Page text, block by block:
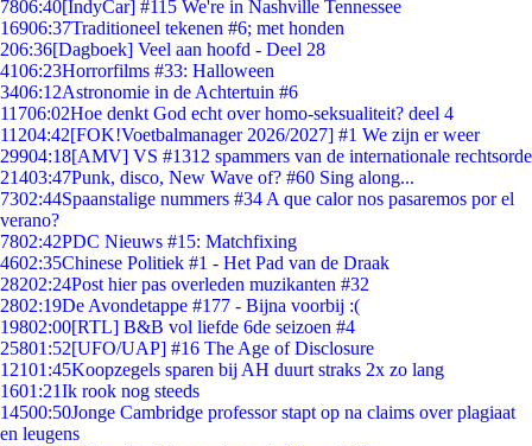
7806:40[IndyCar] #115 We're in Nashville Tennessee
16906:37Traditioneel tekenen #6; met honden
206:36[Dagboek] Veel aan hoofd - Deel 28
4106:23Horrorfilms #33: Halloween
3406:12Astronomie in de Achtertuin #6
11706:02Hoe denkt God echt over homo-seksualiteit? deel 4
11204:42[FOK!Voetbalmanager 2026/2027] #1 We zijn er weer
29904:18[AMV] VS #1312 spammers van de internationale rechtsorde
21403:47Punk, disco, New Wave of? #60 Sing along...
7302:44Spaanstalige nummers #34 A que calor nos pasaremos por el
verano?
7802:42PDC Nieuws #15: Matchfixing
4602:35Chinese Politiek #1 - Het Pad van de Draak
28202:24Post hier pas overleden muzikanten #32
2802:19De Avondetappe #177 - Bijna voorbij :(
19802:00[RTL] B&B vol liefde 6de seizoen #4
25801:52[UFO/UAP] #16 The Age of Disclosure
12101:45Koopzegels sparen bij AH duurt straks 2x zo lang
1601:21Ik rook nog steeds
14500:50Jonge Cambridge professor stapt op na claims over plagiaat
en leugens